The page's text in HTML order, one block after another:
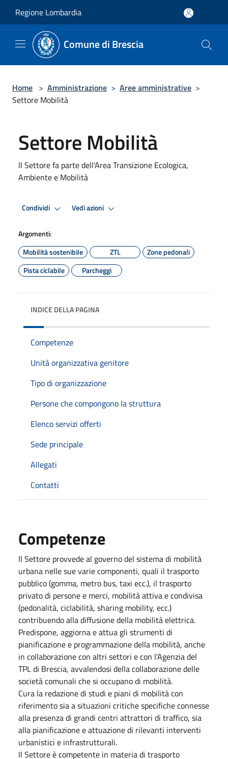
Regione Lombardia
Comune di Brescia
Home > Amministrazione > Aree amministrative >
Settore Mobilità
Settore Mobilità
Il Settore fa parte dell'Area Transizione Ecologica,
Ambiente e Mobilità
Condividi Vedi azioni
Argomenti:
Mobilità sostenibile
ZTL
Zone pedonali
Pista ciclabile
Parcheggi
INDICE DELLA PAGINA
Competenze
Unità organizzativa genitore
Tipo di organizzazione
Persone che compongono la struttura
Elenco servizi offerti
Sede principale
Allegati
Contatti
Competenze
Il Settore provvede al governo del sistema di mobilità
urbana nelle sue varie componenti, quali il trasporto
pubblico (gomma, metro bus, taxi ecc.), il trasporto
privato di persone e merci, mobilità attiva e condivisa
(pedonalità, ciclabilità, sharing mobility, ecc.)
contribuendo alla diffusione della mobilità elettrica.
Predispone, aggiorna e attua gli strumenti di
pianificazione e programmazione della mobilità, anche
in collaborazione con altri settori e con l’Agenzia del
TPL di Brescia, avvalendosi della collaborazione delle
società comunali che si occupano di mobilità.
Cura la redazione di studi e piani di mobilità con
riferimento sia a situazioni critiche specifiche connesse
alla presenza di grandi centri attrattori di traffico, sia
alla pianificazione e attuazione di rilevanti interventi
urbanistici e infrastrutturali.
Il Settore è competente in materia di trasporto